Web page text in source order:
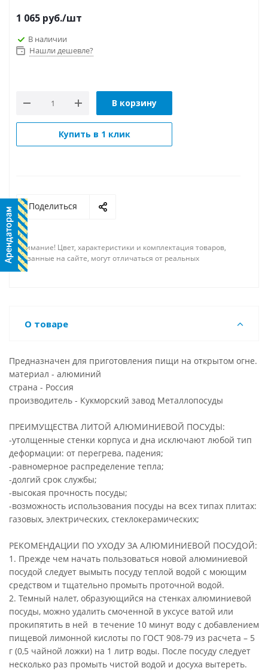
1 065 руб./шт
В наличии
Нашли дешевле?
В корзину
Купить в 1 клик
Поделиться
Внимание! Цвет, характеристики и комплектация товаров,
указанные на сайте, могут отличаться от реальных
О товаре
Предназначен для приготовления пищи на открытом огне.
материал - алюминий
страна - Россия
производитель - Кукморский завод Металлопосуды
ПРЕИМУЩЕСТВА ЛИТОЙ АЛЮМИНИЕВОЙ ПОСУДЫ:
-утолщенные стенки корпуса и дна исключают любой тип
деформации: от перегрева, падения;
-равномерное распределение тепла;
-долгий срок службы;
-высокая прочность посуды;
-возможность использования посуды на всех типах плитах:
газовых, электрических, стеклокерамических;
РЕКОМЕНДАЦИИ ПО УХОДУ ЗА АЛЮМИНИЕВОЙ ПОСУДОЙ:
1. Прежде чем начать пользоваться новой алюминиевой
посудой следует вымыть посуду теплой водой с моющим
средством и тщательно промыть проточной водой.
2. Темный налет, образующийся на стенках алюминиевой
посуды, можно удалить смоченной в уксусе ватой или
прокипятить в ней в течение 10 минут воду с добавлением
пищевой лимонной кислоты по ГОСТ 908-79 из расчета – 5
г (0,5 чайной ложки) на 1 литр воды. После посуду следует
несколько раз промыть чистой водой и досуха вытереть.